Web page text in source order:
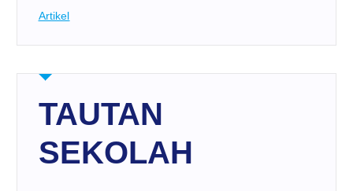
Artikel
TAUTAN
SEKOLAH